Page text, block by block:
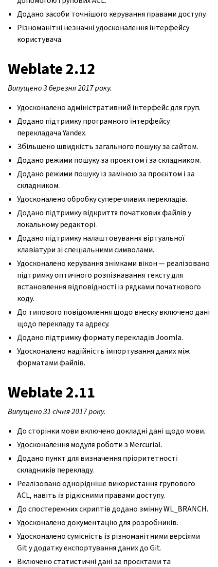
Додано засоби точнішого керування правами доступу.
Різноманітні незначні удосконалення інтерфейсу
користувача.
Weblate 2.12
Випущено 3 березня 2017 року.
Удосконалено адміністративний інтерфейс для груп.
Додано підтримку програмного інтерфейсу
перекладача Yandex.
Збільшено швидкість загального пошуку за сайтом.
Додано режими пошуку за проєктом і за складником.
Додано режими пошуку із заміною за проєктом і за
складником.
Удосконалено обробку суперечливих перекладів.
Додано підтримку відкриття початкових файлів у
локальному редакторі.
Додано підтримку налаштовування віртуальної
клавіатури зі спеціальними символами.
Удосконалено керування знімками вікон — реалізовано
підтримку оптичного розпізнавання тексту для
встановлення відповідності із рядками початкового
коду.
До типового повідомлення щодо внеску включено дані
щодо перекладу та адресу.
Додано підтримку формату перекладів Joomla.
Удосконалено надійність імпортування даних між
форматами файлів.
Weblate 2.11
Випущено 31 січня 2017 року.
До сторінки мови включено докладні дані щодо мови.
Удосконалення модуля роботи з Mercurial.
Додано пункт для визначення пріоритетності
складників перекладу.
Реалізовано однорідніше використання групового
ACL, навіть із рідкісними правами доступу.
До спостережних скриптів додано змінну WL_BRANCH.
Удосконалено документацію для розробників.
Удосконалено сумісність із різноманітними версіями
Git у додатку експортування даних до Git.
Включено статистичні дані за проєктами та